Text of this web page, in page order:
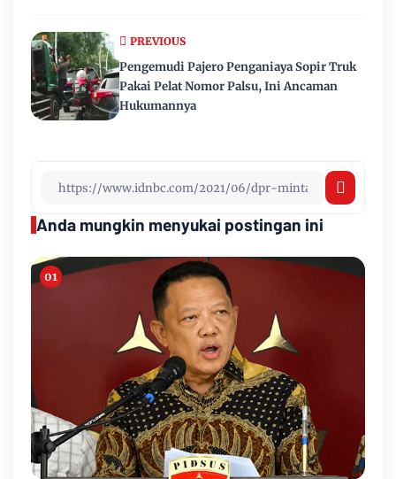
PREVIOUS
Pengemudi Pajero Penganiaya Sopir Truk
Pakai Pelat Nomor Palsu, Ini Ancaman
Hukumannya
Anda mungkin menyukai postingan ini